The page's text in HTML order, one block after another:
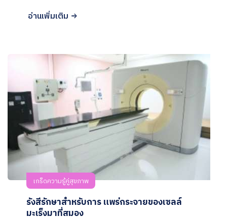
อ่านเพิ่มเติม
เกร็ดความรู้คู่สุขภาพ
รังสีรักษาสำหรับการ แพร่กระจายของเซลล์
มะเร็งมาที่สมอง